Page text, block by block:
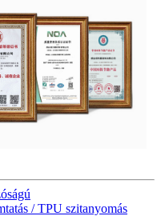
/ TPU szitanyomás